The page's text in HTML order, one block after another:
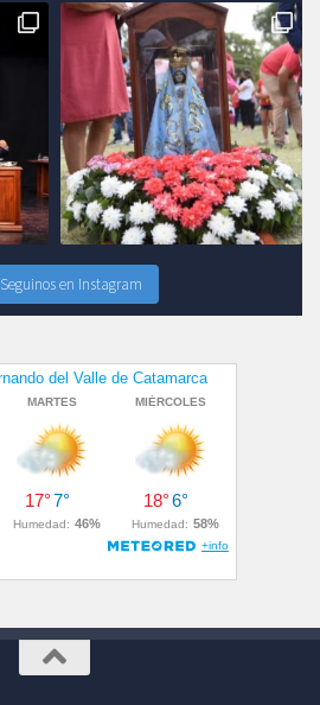
Seguinos en Instagram